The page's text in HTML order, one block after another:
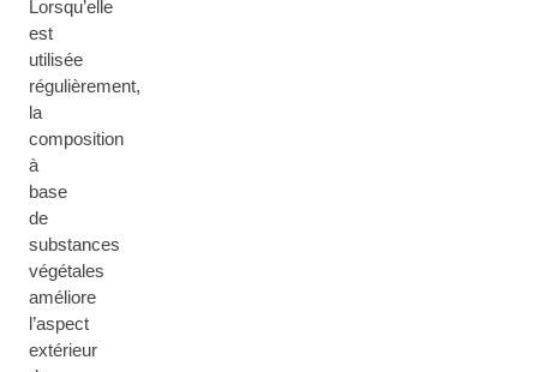
Lorsqu’elle
est
utilisée
régulièrement,
la
composition
à
base
de
substances
végétales
améliore
l’aspect
extérieur